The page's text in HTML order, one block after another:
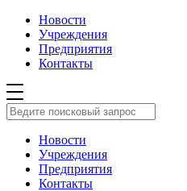
Новости
Учреждения
Предприятия
Контакты
Новости
Учреждения
Предприятия
Контакты